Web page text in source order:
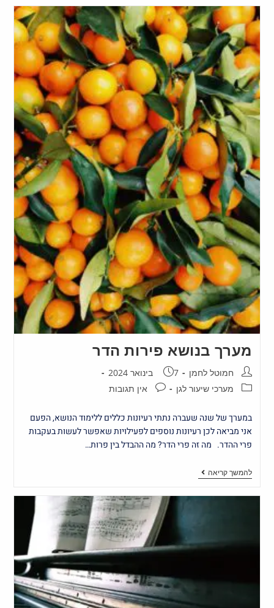
מערך בנושא פירות הדר
חמוטל לחמן
7 בינואר 2024
מערכי שיעור לגן
אין תגובות
במערך של שנה שעברה נתתי רעיונות כללים ללימוד הנושא, הפעם
אני מביאה לכן רעיונות נוספים לפעילויות שאפשר לעשות בעקבות
פרי ההדר. מה זה פרי הדר? מה ההבדל בין פרות…
להמשך קריאה